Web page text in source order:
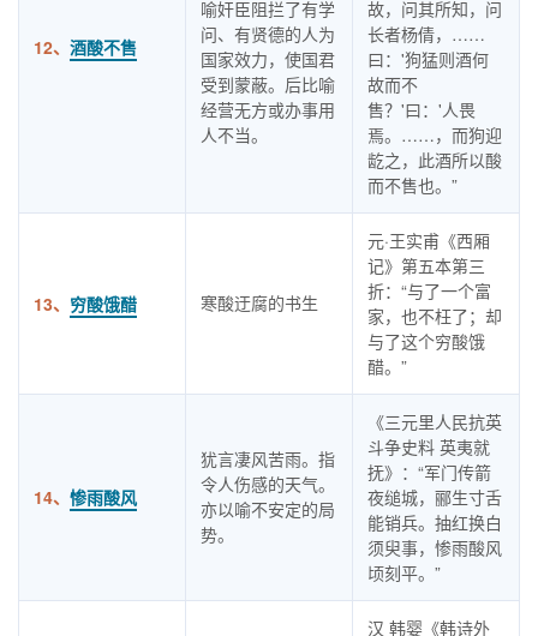
12、 酒酸不售
喻奸臣阻拦了有学
问、有贤德的人为
国家效力，使国君
受到蒙蔽。后比喻
经营无方或办事用
人不当。
故，问其所知，问
长者杨倩，……
曰：'狗猛则酒何
故而不
售？'曰：'人畏
焉。……，而狗迎
龁之，此酒所以酸
而不售也。”
13、 穷酸饿醋 寒酸迂腐的书生
元·王实甫《西厢
记》第五本第三
折：“与了一个富
家，也不枉了；却
与了这个穷酸饿
醋。”
14、 惨雨酸风
犹言凄风苦雨。指
令人伤感的天气。
亦以喻不安定的局
势。
《三元里人民抗英
斗争史料 英夷就
抚》：“军门传箭
夜缒城，郦生寸舌
能销兵。抽红换白
须臾事，惨雨酸风
顷刻平。”
汉 韩婴《韩诗外